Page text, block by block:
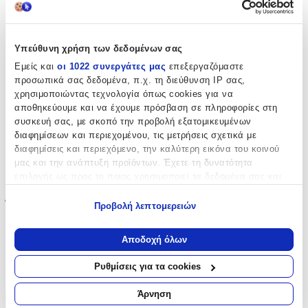
Υπεύθυνη χρήση των δεδομένων σας
Εμείς και οι 1022 συνεργάτες μας επεξεργαζόμαστε
προσωπικά σας δεδομένα, π.χ. τη διεύθυνση IP σας,
χρησιμοποιώντας τεχνολογία όπως cookies για να
αποθηκεύουμε και να έχουμε πρόσβαση σε πληροφορίες στη
συσκευή σας, με σκοπό την προβολή εξατομικευμένων
διαφημίσεων και περιεχομένου, τις μετρήσεις σχετικά με
διαφημίσεις και περιεχόμενο, την καλύτερη εικόνα του κοινού
μας και την ανάπτυξη προϊόντων. Έχετε τη δυνατότητα
Να συλλέξουμε πληροφορίες σχετικά με τη γεωγραφική
σας τοποθεσία, οι οποίες μπορεί να είναι ακριβείς σε
απόσταση μερικών μέτρων
Να αναγνωρίσουμε τη συσκευή σας σαρώνοντας ενεργά
για συγκεκριμένα χαρακτηριστικά (δακτυλικό αποτύπωμα)
Μάθετε περισσότερα σχετικά με τον τρόπο επεξεργασίας των
Προβολή λεπτομερειών
Αποδοχή όλων
Ρυθμίσεις για τα cookies
Άρνηση
bargaining for, finding himself as the meat in the sandwich between
FACSA and corrupt individuals who will stop at nothing, including
the Triple Crown.
Χαρακτηριστικά
Συγγραφέας:
Felix Francis
Εκδότης
2017
ISBN:
9781471162992